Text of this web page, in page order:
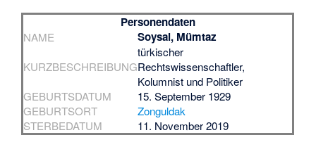
Personendaten
NAME Soysal, Mümtaz
KURZBESCHREIBUNG
türkischer
Rechtswissenschaftler,
Kolumnist und Politiker
GEBURTSDATUM
15. September 1929
GEBURTSORT
Zonguldak
STERBEDATUM
11. November 2019